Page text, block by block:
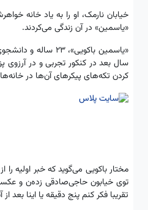
خیابان نارمک، او را به یاد خانه
«یاسمین» در آن زندگی می‌کردند.
کردن تکه‌های پیکرهای آن‌ها در
مختار باکویی می‌گوید که خبر اولیه
توی خیابون حاجی‌صادقی زده‌ن و
تقریبا فکر کنم پنج دقیقه یا اینا